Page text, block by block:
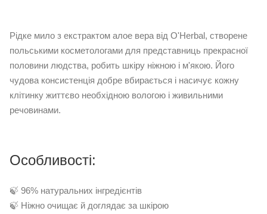
Рідке мило з екстрактом алое вера від O'Herbal, створене
польськими косметологами для представниць прекрасної
половини людства, робить шкіру ніжною і м'якою. Його
чудова консистенція добре вбирається і насичує кожну
клітинку життєво необхідною вологою і живильними
речовинами.
Особливості:
🍃 96% натуральних інгредієнтів
🍃 Ніжно очищає й доглядає за шкірою